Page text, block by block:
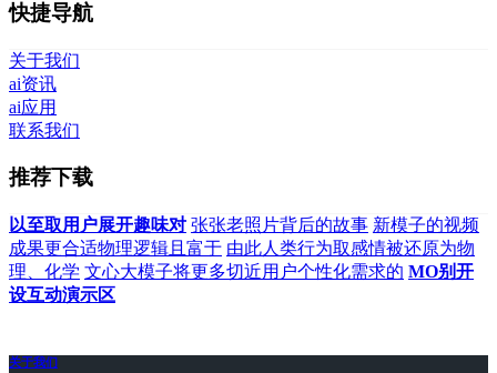
快捷导航
关于我们
ai资讯
ai应用
联系我们
推荐下载
以至取用户展开趣味对 张张老照片背后的故事 新模子的视频
成果更合适物理逻辑且富于 由此人类行为取感情被还原为物
理、化学 文心大模子将更多切近用户个性化需求的 MO别开
设互动演示区
关于我们